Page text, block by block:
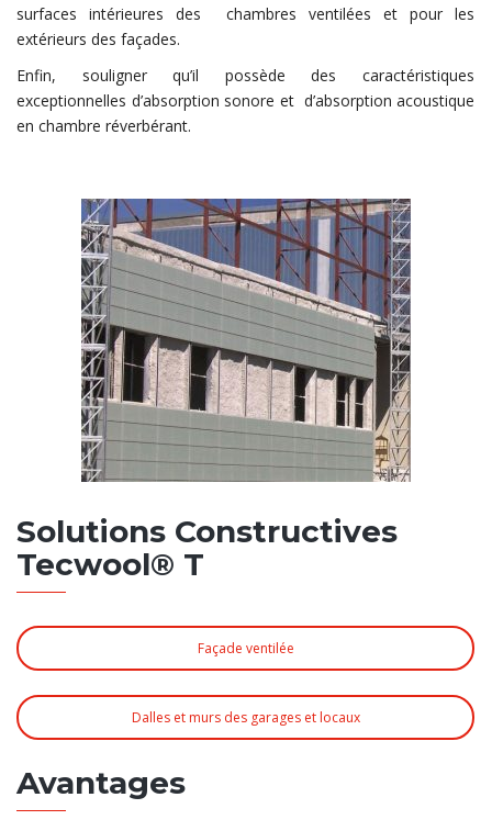
surfaces intérieures des chambres ventilées et pour les
extérieurs des façades.
Enfin, souligner qu’il possède des caractéristiques
exceptionnelles d’absorption sonore et d’absorption acoustique
en chambre réverbérant.
Solutions Constructives
Tecwool® T
Façade ventilée
Dalles et murs des garages et locaux
Avantages